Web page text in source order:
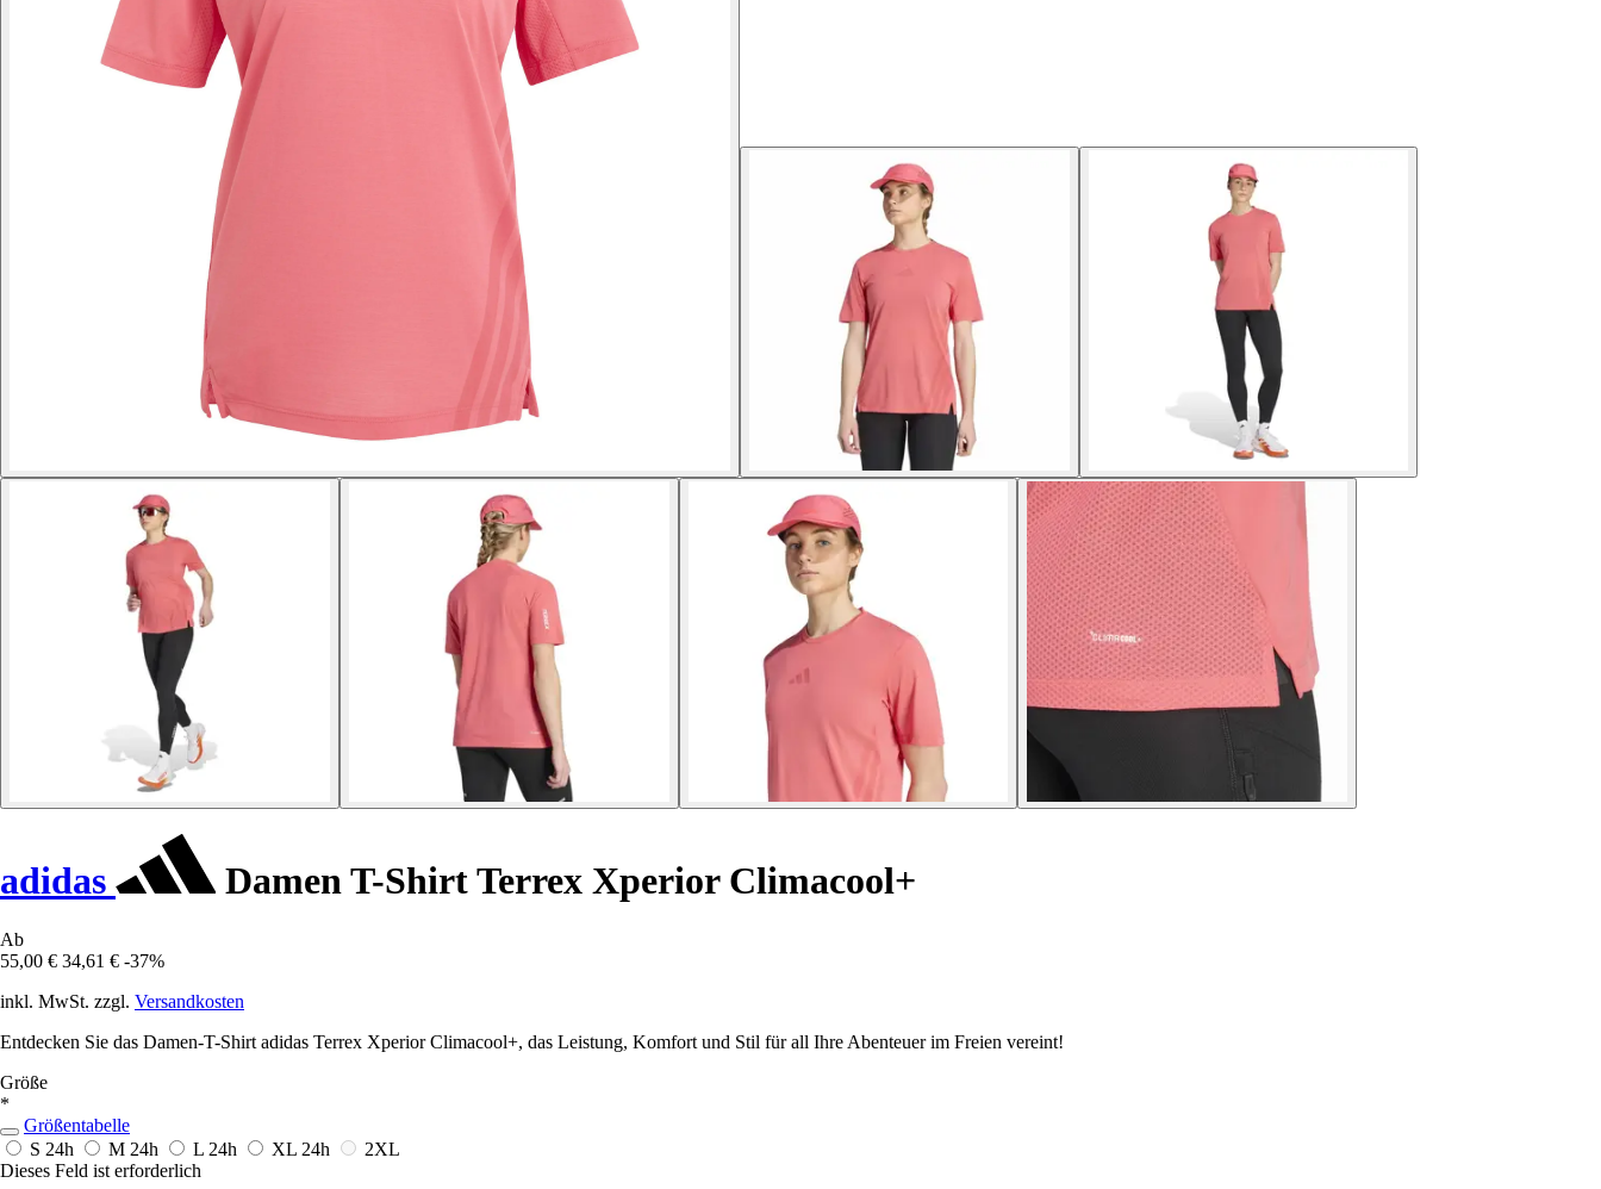
adidas Damen T-Shirt Terrex Xperior Climacool+
Ab
55,00 € 34,61 € -37%
inkl. MwSt. zzgl. Versandkosten
Entdecken Sie das Damen-T-Shirt adidas Terrex Xperior Climacool+, das Leistung, Komfort und Stil für all Ihre Abenteuer im Freien vereint!
Größe
*
Größentabelle
S 24h M 24h L 24h XL 24h
2XL
Dieses Feld ist erforderlich